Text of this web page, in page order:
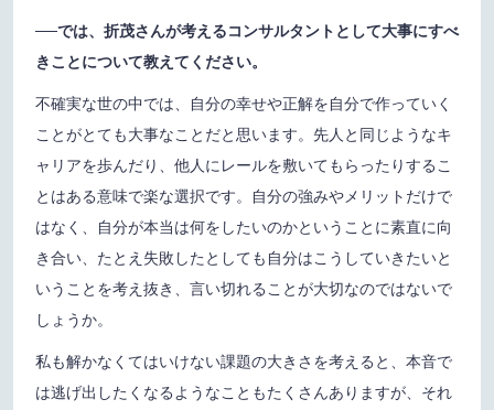
──では、折茂さんが考えるコンサルタントとして大事にすべ
きことについて教えてください。
不確実な世の中では、自分の幸せや正解を自分で作っていく
ことがとても大事なことだと思います。先人と同じようなキ
ャリアを歩んだり、他人にレールを敷いてもらったりするこ
とはある意味で楽な選択です。自分の強みやメリットだけで
はなく、自分が本当は何をしたいのかということに素直に向
き合い、たとえ失敗したとしても自分はこうしていきたいと
いうことを考え抜き、言い切れることが大切なのではないで
しょうか。
私も解かなくてはいけない課題の大きさを考えると、本音で
は逃げ出したくなるようなこともたくさんありますが、それ